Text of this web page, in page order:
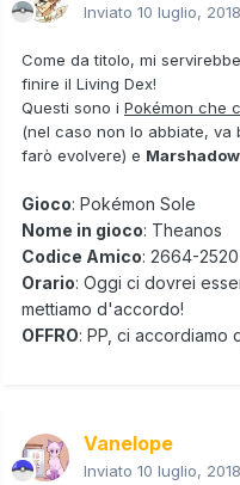
Inviato 10 luglio, 2018
Come da titolo, mi
finire il Living Dex!
Questi sono i Pokémon che
(nel caso non lo abbiate, va
farò evolvere) e Marshadow
Gioco: Pokémon Sole
Nome in gioco: Theanos
Codice Amico: 2664-
Orario: Oggi ci dovrei
mettiamo d'accordo!
OFFRO: PP, ci accordiamo
Vanelope
Inviato 10 luglio, 2018